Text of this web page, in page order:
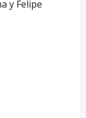
y Felipe